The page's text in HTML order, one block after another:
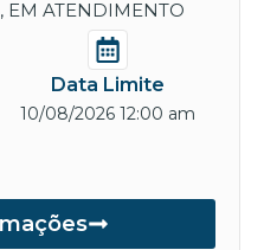
EM ATENDIMENTO
Data Limite
10/08/2026 12:00 am